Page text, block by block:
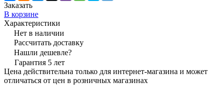
Заказать
В корзине
Характеристики
Нет в наличии
Рассчитать доставку
Нашли дешевле?
Гарантия 5 лет
Цена действительна только для интернет-магазина и может
отличаться от цен в розничных магазинах